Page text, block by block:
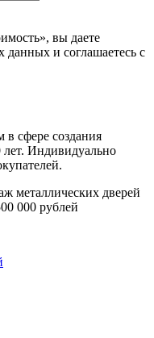
, вы даете
данных и соглашаетесь с
в сфере создания
Индивидуально
металлических дверей
000 рублей